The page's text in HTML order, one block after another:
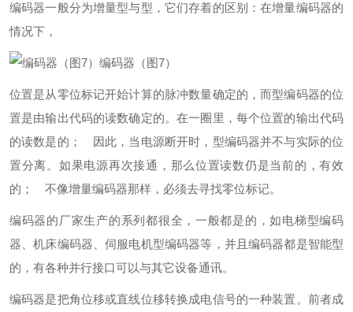
编码器一般分为增量型与型，它们存着的区别：在增量编码器的
情况下，
编码器（图7）
位置是从零位标记开始计算的脉冲数量确定的，而型编码器的位
置是由输出代码的读数确定的。在一圈里，每个位置的输出代码
的读数是的； 因此，当电源断开时，型编码器并不与实际的位
置分离。如果电源再次接通，那么位置读数仍是当前的，有效
的； 不像增量编码器那样，必须去寻找零位标记。
编码器的厂家生产的系列都很全，一般都是的，如电梯型编码
器、机床编码器、伺服电机型编码器等，并且编码器都是智能型
的，有各种并行接口可以与其它设备通讯。
编码器是把角位移或直线位移转换成电信号的一种装置。前者成